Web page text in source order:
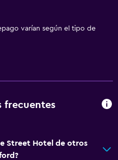
varían según el tipo de
frecuentes
Street Hotel de otros